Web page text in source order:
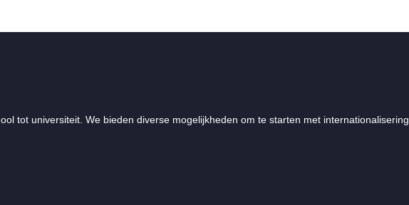
tot universiteit. We bieden diverse mogelijkheden om te starten met internationalisering.